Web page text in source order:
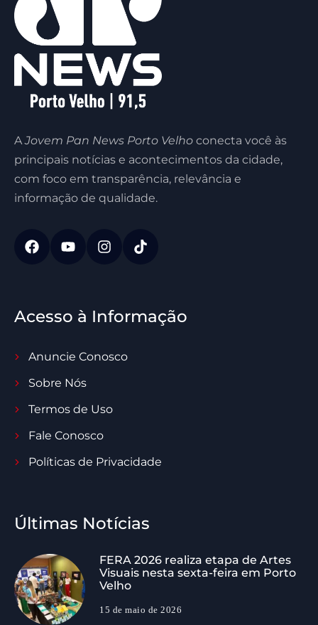
AJovem Pan News Porto Velho conecta você às
principais notícias e acontecimentos da cidade,
com foco em transparência, relevância e
informação de qualidade.
Acesso à Informação
Anuncie Conosco
Sobre Nós
Termos de Uso
Fale Conosco
Políticas de Privacidade
Últimas Notícias
FERA 2026 realiza etapa de Artes
Visuais nesta sexta-feira em Porto
Velho
15 de maio de 2026